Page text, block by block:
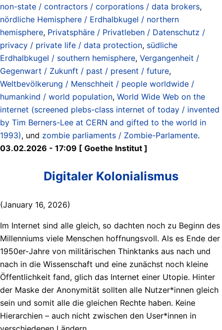
non-state / contractors / corporations / data brokers,
nördliche Hemisphere / Erdhalbkugel / northern
hemisphere, Privatsphäre / Privatleben / Datenschutz /
privacy / private life / data protection, südliche
Erdhalbkugel / southern hemisphere, Vergangenheit /
Gegenwart / Zukunft / past / present / future,
Weltbevölkerung / Menschheit / people worldwide /
humankind / world population, World Wide Web on the
internet (screened plebs-class internet of today / invented
by Tim Berners-Lee at CERN and gifted to the world in
1993), und zombie parliaments / Zombie-Parlamente.
03.02.2026 - 17:09 [ Goethe Institut ]
Digitaler Kolonialismus
(January 16, 2026)
Im Internet sind alle gleich, so dachten noch zu Beginn des
Millenniums viele Menschen hoffnungsvoll. Als es Ende der
1950er-Jahre von militärischen Thinktanks aus nach und
nach in die Wissenschaft und eine zunächst noch kleine
Öffentlichkeit fand, glich das Internet einer Utopie. Hinter
der Maske der Anonymität sollten alle Nutzer*innen gleich
sein und somit alle die gleichen Rechte haben. Keine
Hierarchien – auch nicht zwischen den User*innen in